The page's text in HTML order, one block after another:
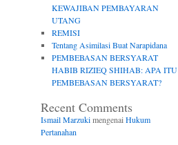
KEWAJIBAN PEMBAYARAN
UTANG
REMISI
Tentang Asimilasi Buat Narapidana
PEMBEBASAN BERSYARAT
HABIB RIZIEQ SHIHAB: APA ITU
PEMBEBASAN BERSYARAT?
Recent Comments
Ismail Marzukimengenai Hukum
Pertanahan